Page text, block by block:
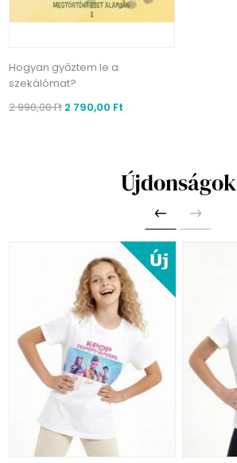
Hogyan győztem le a
szekálómat?
2 990,00 Ft 2 790,00 Ft
Újdonságok